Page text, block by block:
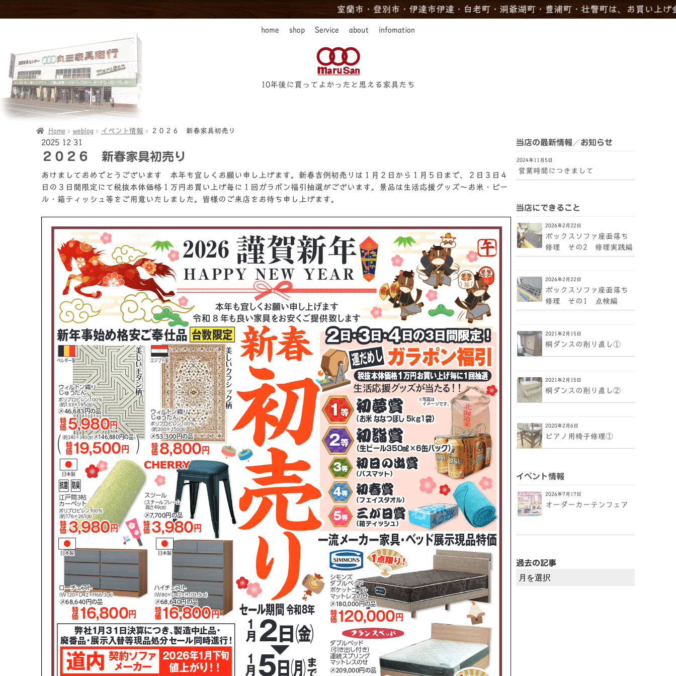
室蘭市・登別市・伊達市伊達・白老町・洞爺湖町・豊浦町・壮瞥町は、お買い上げ金額にか
home shop Service about infomation
10年後に買ってよかったと思える家具たち
Home weblog イベント情報 ２０２６ 新春家具初売り
2025 12 31
２０２６ 新春家具初売り
あけましておめでとうございます 本年も宜しくお願い申し上げます。新春吉例初売りは１月２日から１月５日まで、２日３日４
日の３日間限定にて税抜本体価格１万円お買い上げ毎に１回ガラポン福引抽選がございます。景品は生活応援グッズ〜お米・ビー
ル・箱ティッシュ等をご用意いたしました。皆様のご来店をお待ち申し上げます。
当店の最新情報／お知らせ
2024年11月5日
営業時間につきまして
当店にできること
2026年2月22日
ボックスソファ座面落ち
修理 その2 修理実践編
2026年2月22日
ボックスソファ座面落ち
修理 その1 点検編
2021年2月15日
桐ダンスの削り直し①
2021年2月15日
桐ダンスの削り直し②
2020年2月6日
ピアノ用椅子修理①
イベント情報
2026年7月17日
オーダーカーテンフェア
過去の記事